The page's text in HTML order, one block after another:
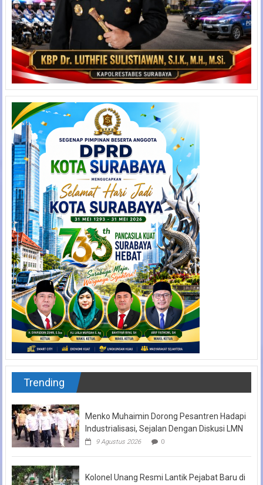
Trending
Menko Muhaimin Dorong Pesantren Hadapi
Industrialisasi, Sejalan Dengan Diskusi LMN
9 Agustus 2026 0
Kolonel Unang Resmi Lantik Pejabat Baru di